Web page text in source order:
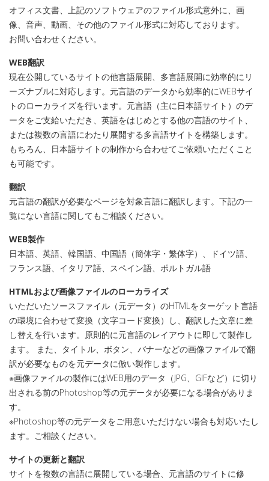
オフィス文書、上記のソフトウェアのファイル形式意外に、画
像、音声、動画、その他のファイル形式に対応しております。
お問い合わせください。
WEB翻訳
現在公開しているサイトの他言語展開、多言語展開に効率的にリ
ーズナブルに対応します。元言語のデータから効率的にWEBサイ
トのローカライズを行います。元言語（主に日本語サイト）のデ
ータをご支給いただき、英語をはじめとする他の言語のサイト、
または複数の言語にわたり展開する多言語サイトを構築します。
もちろん、日本語サイトの制作から合わせてご依頼いただくこと
も可能です。
翻訳
元言語の翻訳が必要なページを対象言語に翻訳します。下記の一
覧にない言語に関してもご相談ください。
WEB製作
日本語、英語、韓国語、中国語（簡体字・繁体字）、ドイツ語、
フランス語、イタリア語、スペイン語、ポルトガル語
HTMLおよび画像ファイルのローカライズ
いただいたソースファイル（元データ）のHTMLをターゲット言語
の環境に合わせて変換（文字コード変換）し、翻訳した文章に差
し替えを行います。原則的に元言語のレイアウトに即して製作し
ます。 また、タイトル、ボタン、バナーなどの画像ファイルで翻
訳が必要なものを元データに倣い製作します。
※画像ファイルの製作にはWEB用のデータ（JPG、GIFなど）に切り
出される前のPhotoshop等の元データが必要になる場合がありま
す。
※Photoshop等の元データをご用意いただけない場合も対応いたし
ます。ご相談ください。
サイトの更新と翻訳
サイトを複数の言語に展開している場合、元言語のサイトに修